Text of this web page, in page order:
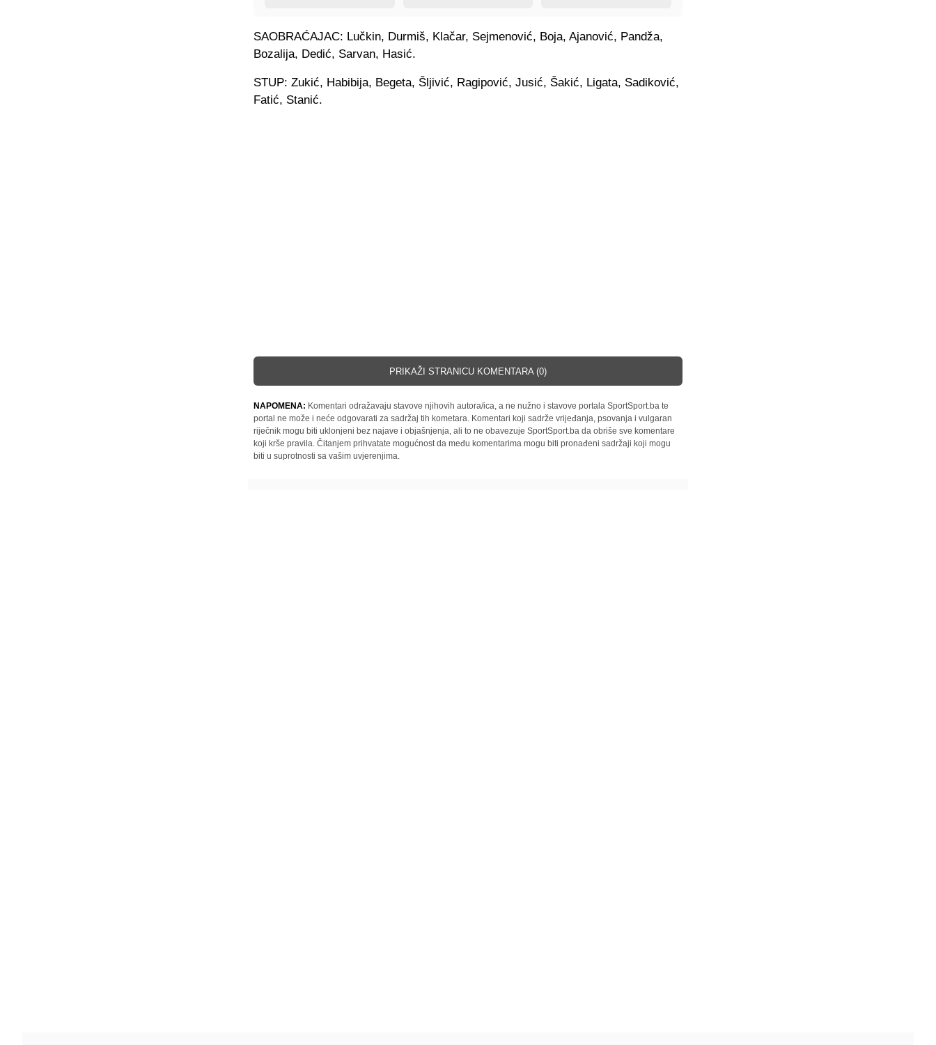
SAOBRAĆAJAC: Lučkin, Durmiš, Klačar, Sejmenović, Boja, Ajanović, Pandža,
Bozalija, Dedić, Sarvan, Hasić.
STUP: Zukić, Habibija, Begeta, Šljivić, Ragipović, Jusić, Šakić, Ligata, Sadiković,
Fatić, Stanić.
PRIKAŽI STRANICU KOMENTARA (0)
NAPOMENA: Komentari odražavaju stavove njihovih autora/ica, a ne nužno i stavove portala SportSport.ba te
portal ne može i neće odgovarati za sadržaj tih kometara. Komentari koji sadrže vrijeđanja, psovanja i vulgaran
riječnik mogu biti uklonjeni bez najave i objašnjenja, ali to ne obavezuje SportSport.ba da obriše sve komentare
koji krše pravila. Čitanjem prihvatate mogućnost da među komentarima mogu biti pronađeni sadržaji koji mogu
biti u suprotnosti sa vašim uvjerenjima.